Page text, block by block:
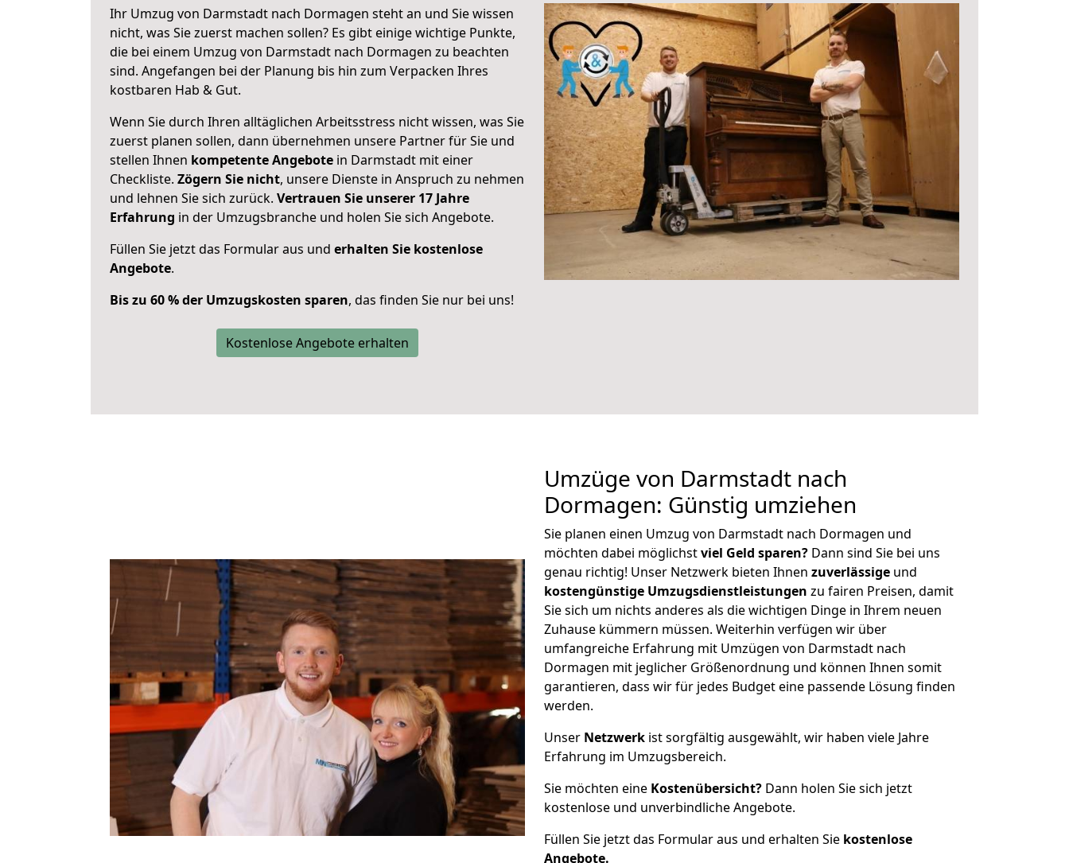
Ihr Umzug von Darmstadt nach Dormagen steht an und Sie wissen
nicht, was Sie zuerst machen sollen? Es gibt einige wichtige Punkte,
die bei einem Umzug von Darmstadt nach Dormagen zu beachten
sind. Angefangen bei der Planung bis hin zum Verpacken Ihres
kostbaren Hab & Gut.
Wenn Sie durch Ihren alltäglichen Arbeitsstress nicht wissen, was Sie
zuerst planen sollen, dann übernehmen unsere Partner für Sie und
stellen Ihnen kompetente Angebote in Darmstadt mit einer
Checkliste. Zögern Sie nicht, unsere Dienste in Anspruch zu nehmen
und lehnen Sie sich zurück. Vertrauen Sie unserer 17 Jahre
Erfahrung in der Umzugsbranche und holen Sie sich Angebote.
Füllen Sie jetzt das Formular aus und erhalten Sie kostenlose
Angebote.
Bis zu 60 % der Umzugskosten sparen, das finden Sie nur bei uns!
Kostenlose Angebote erhalten
Umzüge von Darmstadt nach
Dormagen: Günstig umziehen
Sie planen einen Umzug von Darmstadt nach Dormagen und
möchten dabei möglichstviel Geld sparen? Dann sind Sie bei uns
genau richtig! Unser Netzwerk bieten Ihnen zuverlässige und
kostengünstige Umzugsdienstleistungen zu fairen Preisen, damit
Sie sich um nichts anderes als die wichtigen Dinge in Ihrem neuen
Zuhause kümmern müssen. Weiterhin verfügen wir über
umfangreiche Erfahrung mit Umzügen von Darmstadt nach
Dormagen mit jeglicher Größenordnung und können Ihnen somit
garantieren, dass wir für jedes Budget eine passende Lösung finden
werden.
Unser Netzwerk ist sorgfältig ausgewählt, wir haben viele Jahre
Erfahrung im Umzugsbereich.
Sie möchten eine Kostenübersicht? Dann holen Sie sich jetzt
kostenlose und unverbindliche Angebote.
Füllen Sie jetzt das Formular aus und erhalten Sie kostenlose
Angebote.